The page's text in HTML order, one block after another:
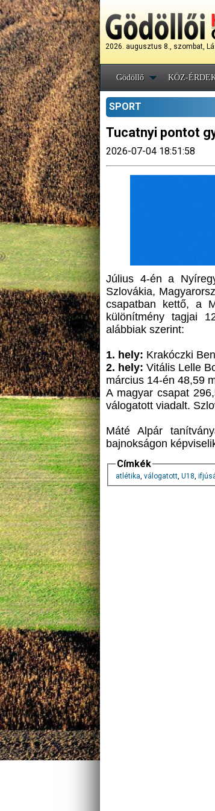
2026. augusztus 8., szombat,
Gödöllő KÖZ-
SPORT
Tucatnyi pontot
2026-07-04 18:51:58
Július 4-én a
Szlovákia,
csapatban kettő, a
különítmény tagjai
alábbiak szerint:
1. hely: Krakóczki
2. hely: Vitális Lelle
március 14-én 48,59
A magyar csapat
válogatott viadalt.
Máté Alpár
bajnokságon
Címkék
atlétika, válogatott, U18,